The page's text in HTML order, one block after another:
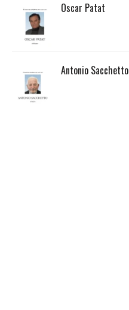
Oscar Patat
Antonio Sacchetto